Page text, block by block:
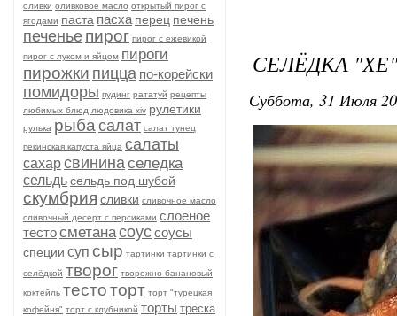
оливки оливковое масло открытый пирог с
ягодами паста пасха перец печень
печенье пирог пирог с ежевикой
пирог с луком и яйцом пироги
пирожки пицца по-корейски
помидоры пудинг рататуй рецепты
любимых блюд людовика xiv рулетики
рулька рыба салат салат тунец
пекинская капуста яйца салаты
сахарсвининаселедка
сельдьсельдь под шубой
скумбрия сливки сливочное масло
сливочный десерт с персиками слоеное
тестосметанасоуссоусы
специи суп сыр тартинки тартинки с
селёдкой творог творожно-банановый
коктейль тестоторт торт "турецкая
кофейня" торт с клубникой торты треска
СЕЛЁДКА "ХЕ"
Суббота, 31 Июля